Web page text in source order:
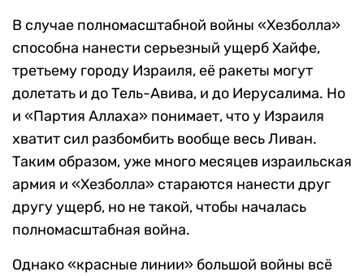
В случае полномасштабной войны «Хезболла»
способна нанести серьезный ущерб Хайфе,
третьему городу Израиля, её ракеты могут
долетать и до Тель-Авива, и до Иерусалима. Но
и «Партия Аллаха» понимает, что у Израиля
хватит сил разбомбить вообще весь Ливан.
Таким образом, уже много месяцев израильская
армия и «Хезболла» стараются нанести друг
другу ущерб, но не такой, чтобы началась
полномасштабная война.
Однако «красные линии» большой войны всё